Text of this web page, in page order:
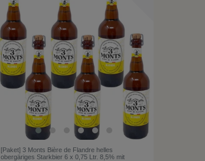
[Paket] 3 Monts Bière de Flandre helles
obergäriges Starkbier 6 x 0,75 Ltr. 8,5% mit